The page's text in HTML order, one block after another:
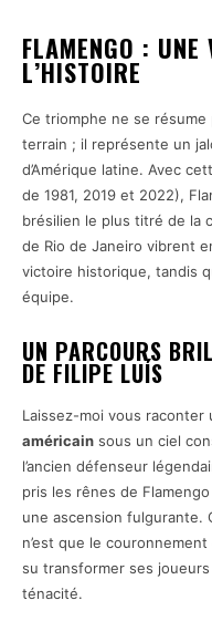
FLAMENGO :
L’HISTOIRE
Ce triomphe ne se
terrain ; il représente un
d’Amérique latine. Avec
de 1981, 2019 et 2022),
brésilien le plus titré de la
de Rio de Janeiro vibrent
victoire historique, tandis
équipe.
UN PARCOURS
DE FILIPE LUÍS
Laissez-moi vous raconter
américain sous un ciel
l’ancien défenseur
pris les rênes de
une ascension fulgurante.
n’est que le
su transformer ses
ténacité.